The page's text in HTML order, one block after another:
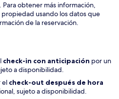
Para obtener más información,
usando los datos que
de la reservación.
check-in con anticipación por un
a disponibilidad.
el check-out después de hora
sujeto a disponibilidad.